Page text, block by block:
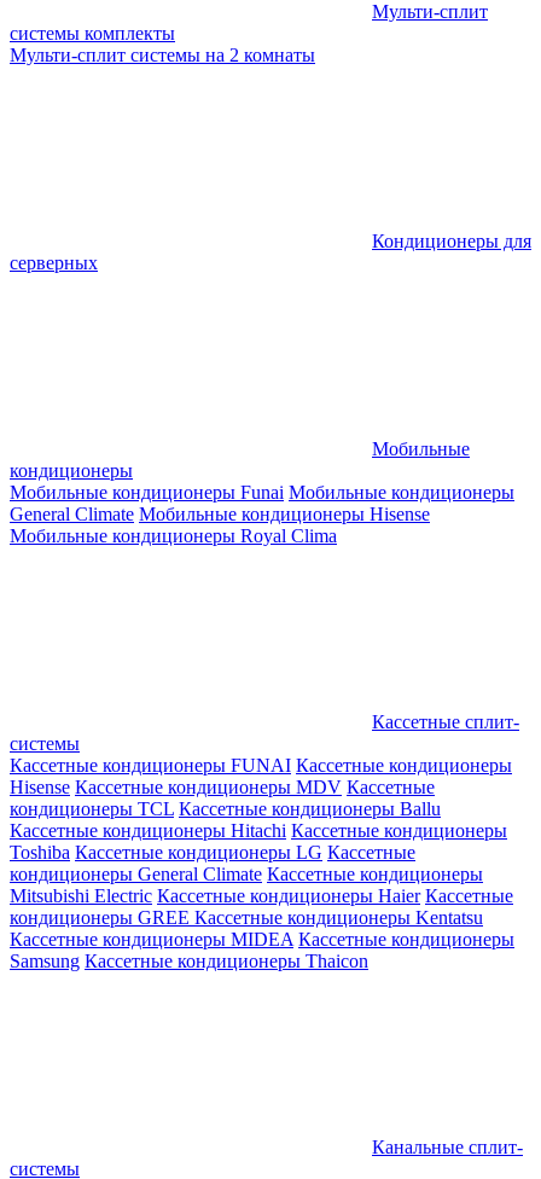
Мульти-сплит
системы комплекты
Мульти-сплит системы на 2 комнаты
Кондиционеры для
серверных
Мобильные
кондиционеры
Мобильные кондиционеры Funai Мобильные кондиционеры
General Climate Мобильные кондиционеры Hisense
Мобильные кондиционеры Royal Clima
Кассетные сплит-
системы
Кассетные кондиционеры FUNAI Кассетные кондиционеры
Hisense Кассетные кондиционеры MDV Кассетные
кондиционеры TCL Кассетные кондиционеры Ballu
Кассетные кондиционеры Hitachi Кассетные кондиционеры
Toshiba Кассетные кондиционеры LG Кассетные
кондиционеры General Climate Кассетные кондиционеры
Mitsubishi Electric Кассетные кондиционеры Haier Кассетные
кондиционеры GREE Кассетные кондиционеры Kentatsu
Кассетные кондиционеры MIDEA Кассетные кондиционеры
Samsung Кассетные кондиционеры Thaicon
Канальные сплит-
системы